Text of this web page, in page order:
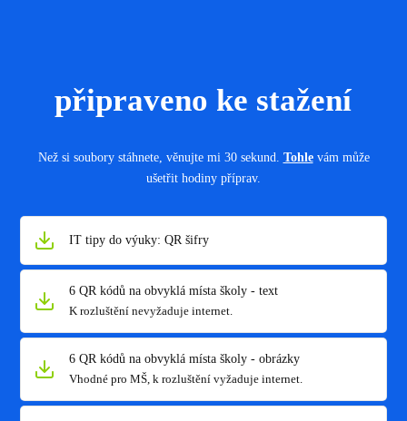
připraveno ke stažení
Než si soubory stáhnete, věnujte mi 30 sekund. Tohlevám může
ušetřit hodiny příprav.
IT tipy do výuky: QR šifry
6 QR kódů na obvyklá místa školy - text
K rozluštění nevyžaduje internet.
6 QR kódů na obvyklá místa školy - obrázky
Vhodné pro MŠ, k rozluštění vyžaduje internet.